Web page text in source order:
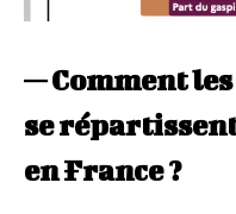
— Comment
se
en France ?